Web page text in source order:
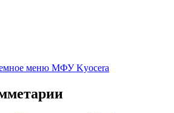
меню МФУ Kyocera